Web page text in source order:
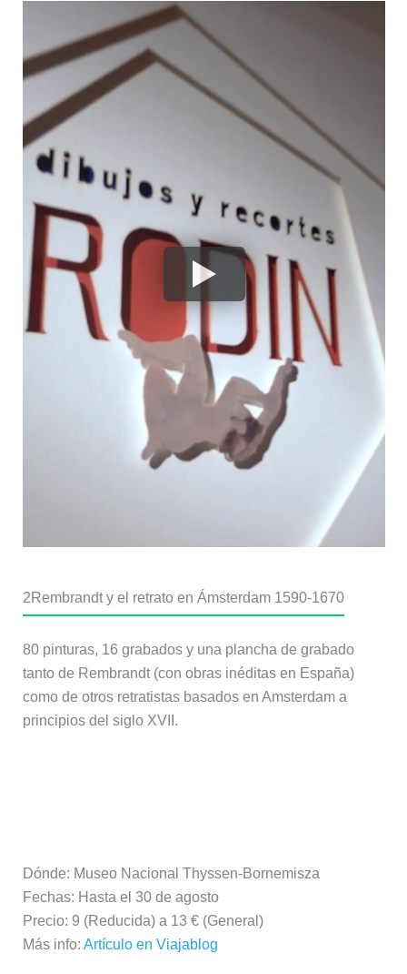
2 Rembrandt y el retrato en Ámsterdam 1590-1670
80 pinturas, 16 grabados y una plancha de grabado
tanto de Rembrandt (con obras inéditas en España)
como de otros retratistas basados en Amsterdam a
principios del siglo XVII.
Dónde: Museo Nacional Thyssen-Bornemisza
Fechas: Hasta el 30 de agosto
Precio: 9 (Reducida) a 13 € (General)
Más info: Artículo en Viajablog